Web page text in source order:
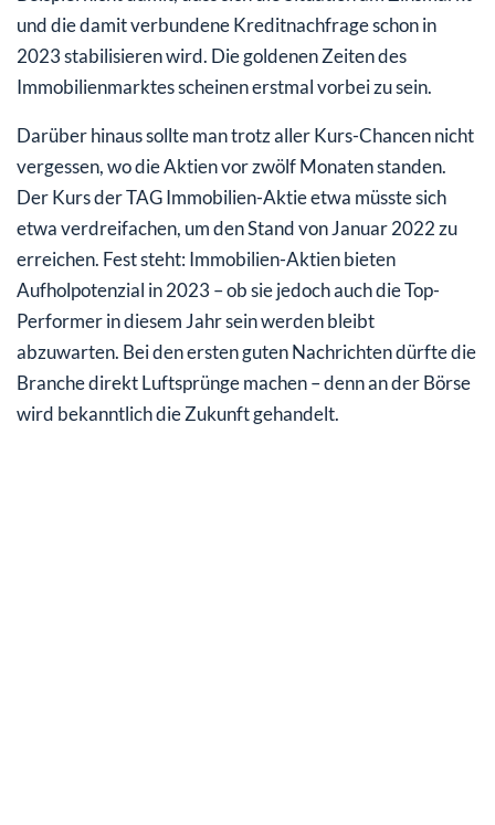
und die damit verbundene Kreditnachfrage schon in
2023 stabilisieren wird. Die goldenen Zeiten des
Immobilienmarktes scheinen erstmal vorbei zu sein.
Darüber hinaus sollte man trotz aller Kurs-Chancen nicht
vergessen, wo die Aktien vor zwölf Monaten standen.
Der Kurs der TAG Immobilien-Aktie etwa müsste sich
etwa verdreifachen, um den Stand von Januar 2022 zu
erreichen. Fest steht: Immobilien-Aktien bieten
Aufholpotenzial in 2023 – ob sie jedoch auch die Top-
Performer in diesem Jahr sein werden bleibt
abzuwarten. Bei den ersten guten Nachrichten dürfte die
Branche direkt Luftsprünge machen – denn an der Börse
wird bekanntlich die Zukunft gehandelt.